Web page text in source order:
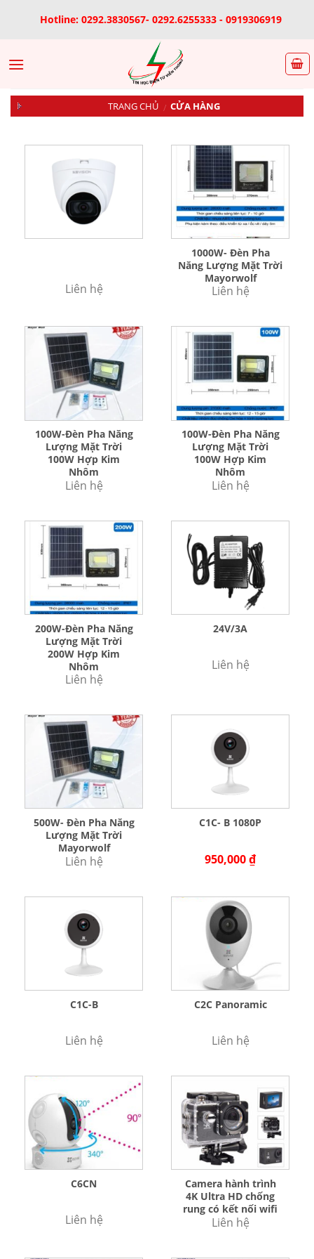
Hotline: 0292.3830567- 0292.6255333 - 0919306919
TRANG CHỦ / CỬA HÀNG
Liên hệ
1000W- Đèn Pha
Năng Lượng Mặt Trời
Mayorwolf
Liên hệ
100W-Đèn Pha Năng
Lượng Mặt Trời
100W Hợp Kim
Nhôm
Liên hệ
100W-Đèn Pha Năng
Lượng Mặt Trời
100W Hợp Kim
Nhôm
Liên hệ
200W-Đèn Pha Năng
Lượng Mặt Trời
200W Hợp Kim
Nhôm
Liên hệ
24V/3A
Liên hệ
500W- Đèn Pha Năng
Lượng Mặt Trời
Mayorwolf
Liên hệ
C1C- B 1080P
950,000₫
C1C-B
Liên hệ
C2C Panoramic
Liên hệ
C6CN
Liên hệ
Camera hành trình
4K Ultra HD chống
rung có kết nối wifi
Liên hệ